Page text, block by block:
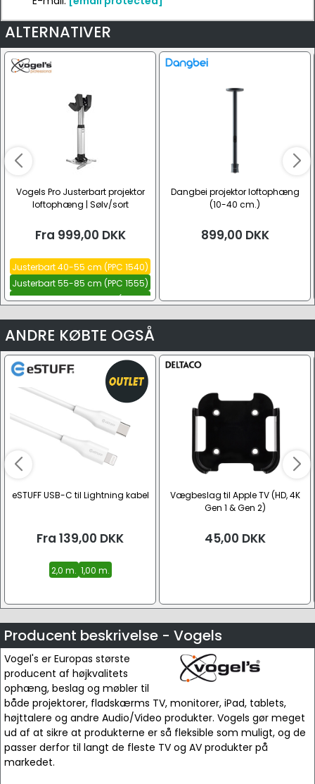
ALTERNATIVER
Vogels Pro Justerbart projektor
loftophæng | Sølv/sort
Fra 999,00 DKK
Justerbart 40-55 cm (PPC 1540)
Justerbart 55-85 cm (PPC 1555)
Justerbart 85-135 cm (PPC
Dangbei projektor loftophæng
(10-40 cm.)
899,00 DKK
ANDRE KØBTE OGSÅ
eSTUFF USB-C til Lightning kabel
Fra 139,00 DKK
2,0 m. 1,00 m.
Vægbeslag til Apple TV (HD, 4K
Gen 1 & Gen 2)
45,00 DKK
Producent beskrivelse - Vogels
Vogel's er Europas største
producent af højkvalitets
ophæng, beslag og møbler til
både projektorer, fladskærms TV, monitorer, iPad, tablets,
højttalere og andre Audio/Video produkter. Vogels gør meget
ud af at sikre at produkterne er så fleksible som muligt, og de
passer derfor til langt de fleste TV og AV produkter på
markedet.